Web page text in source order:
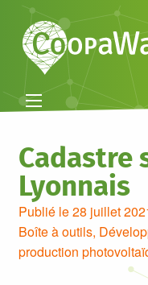
Cadastre
Lyonnais
Publié le 28 juillet
Boîte à outils,
production